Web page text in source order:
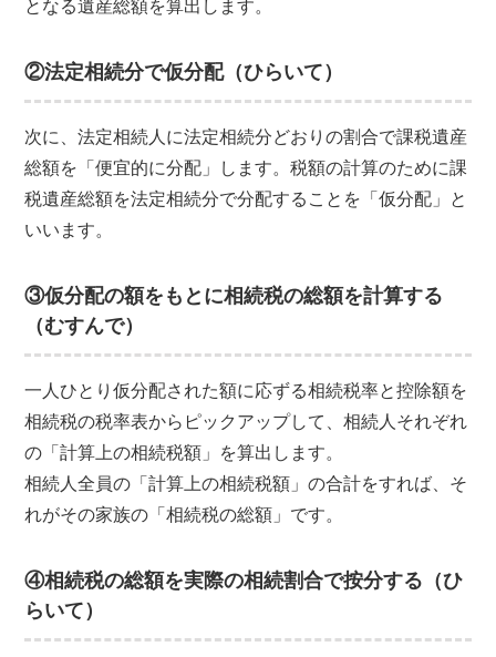
②法定相続分で仮分配（ひらいて）
次に、法定相続人に法定相続分どおりの割合で課税遺産
総額を「便宜的に分配」します。税額の計算のために課
税遺産総額を法定相続分で分配することを「仮分配」と
いいます。
③仮分配の額をもとに相続税の総額を計算する
（むすんで）
一人ひとり仮分配された額に応ずる相続税率と控除額を
相続税の税率表からピックアップして、相続人それぞれ
の「計算上の相続税額」を算出します。
相続人全員の「計算上の相続税額」の合計をすれば、そ
れがその家族の「相続税の総額」です。
④相続税の総額を実際の相続割合で按分する（ひ
らいて）